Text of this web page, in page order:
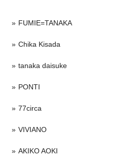
FUMIE=TANAKA
Chika Kisada
tanaka daisuke
PONTI
77circa
VIVIANO
AKIKO AOKI